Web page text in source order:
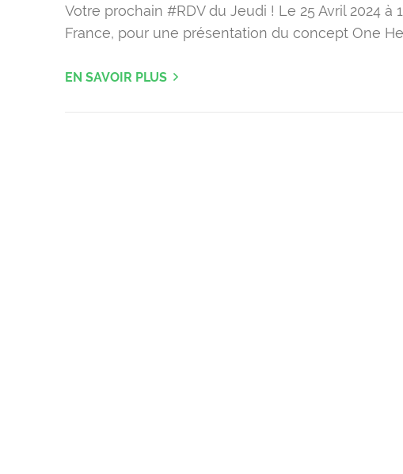
Votre prochain #RDV du Jeudi ! Le 25 Avril 2024
France, pour une présentation du concept One
EN SAVOIR PLUS